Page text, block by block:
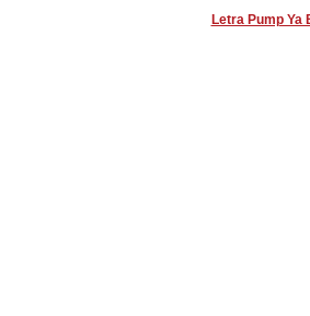
Letra Pump Ya